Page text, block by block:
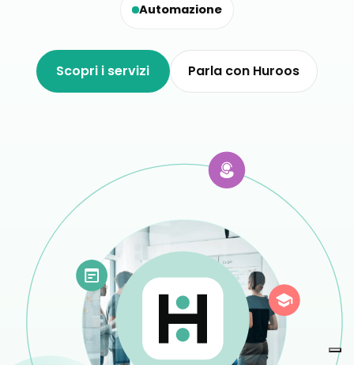
Automazione
Scopri i servizi Parla con Huroos